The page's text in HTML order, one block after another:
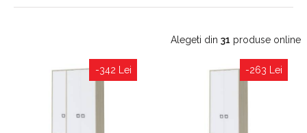
Alegeti din31 produse online
-342 Lei -263 Lei